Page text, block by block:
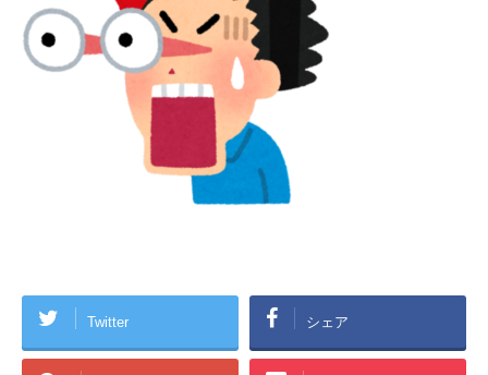
Twitter シェア